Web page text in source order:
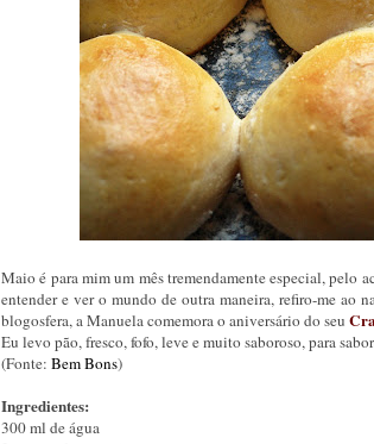
Maio é para mim um mês tremendamente especial, pelo
entender e ver o mundo de outra maneira, refiro-me ao
blogosfera, a Manuela comemora o aniversário do seu
Eu levo pão, fresco, fofo, leve e muito saboroso, para
(Fonte: Bem Bons)
Ingredientes:
300 ml de água